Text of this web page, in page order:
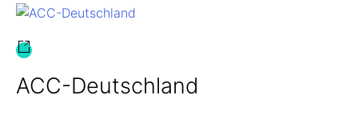
ACC-Deutschland